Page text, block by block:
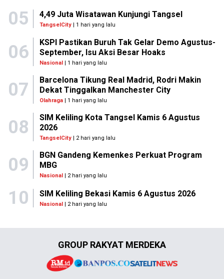
05 4,49 Juta Wisatawan Kunjungi Tangsel
TangselCity | 1 hari yang lalu
06
KSPI Pastikan Buruh Tak Gelar Demo Agustus-
September, Isu Aksi Besar Hoaks
Nasional| 1 hari yang lalu
07
Barcelona Tikung Real Madrid, Rodri Makin
Dekat Tinggalkan Manchester City
Olahraga| 1 hari yang lalu
08
SIM Keliling Kota Tangsel Kamis 6 Agustus
2026
TangselCity| 2 hari yang lalu
09
BGN Gandeng Kemenkes Perkuat Program
MBG
Nasional| 2 hari yang lalu
10 SIM Keliling Bekasi Kamis 6 Agustus 2026
Nasional | 2 hari yang lalu
GROUP RAKYAT MERDEKA